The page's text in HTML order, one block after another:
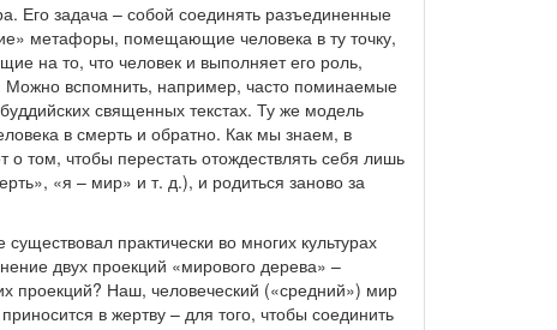
Его задача – собой соединять разъединенные
метафоры, помещающие человека в ту точку,
на то, что человек и выполняет его роль,
Можно вспомнить, например, часто поминаемые
священных текстах. Ту же модель
в смерть и обратно. Как мы знаем, в
том, чтобы перестать отождествлять себя лишь
«я – мир» и т. д.), и родиться заново за
практически во многих культурах
двух проекций «мирового дерева» –
проекций? Наш, человеческий («средний») мир
в жертву – для того, чтобы соединить